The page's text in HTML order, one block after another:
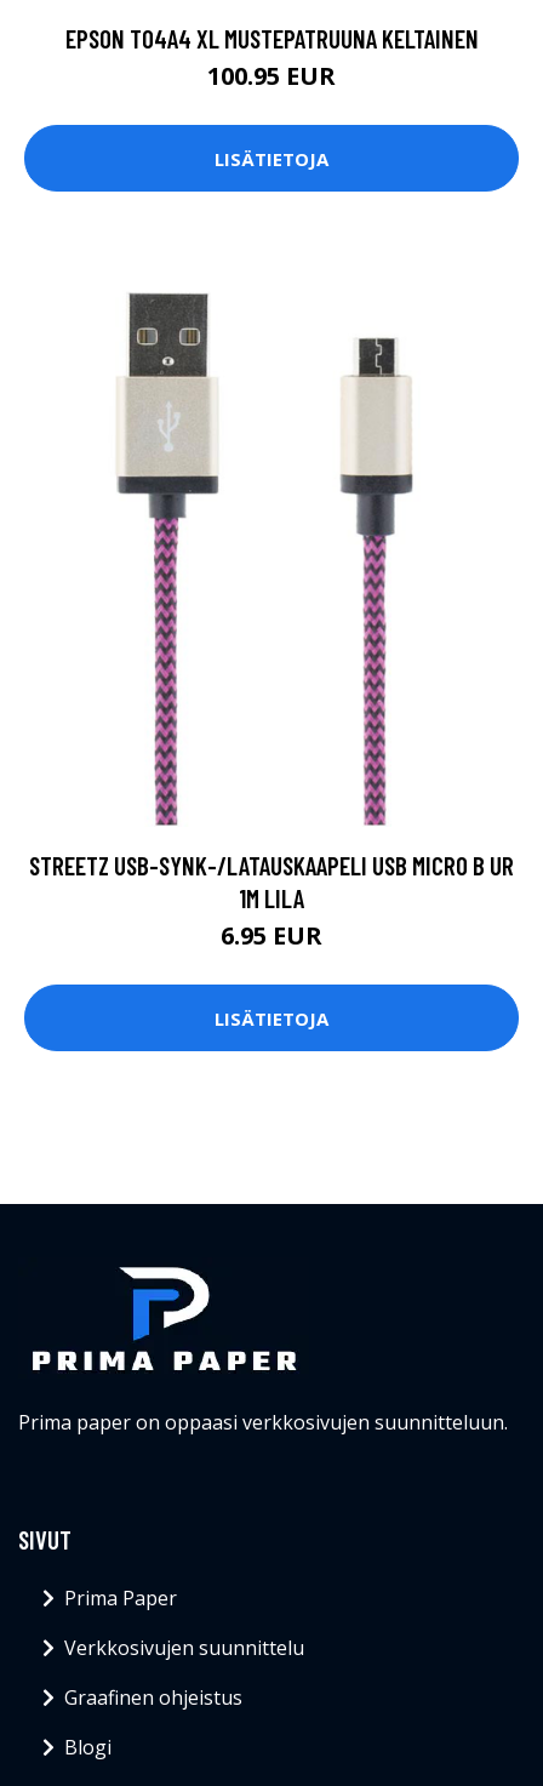
EPSON T04A4 XL MUSTEPATRUUNA KELTAINEN
100.95 EUR
LISÄTIETOJA
STREETZ USB-SYNK-/LATAUSKAAPELI USB MICRO B UR
1M LILA
6.95 EUR
LISÄTIETOJA
Prima paper on oppaasi verkkosivujen suunnitteluun.
SIVUT
Prima Paper
Verkkosivujen suunnittelu
Graafinen ohjeistus
Blogi